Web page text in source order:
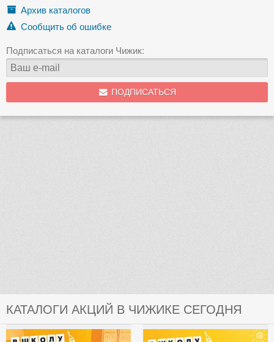
Архив каталогов
Сообщить об ошибке
Подписаться на каталоги Чижик:
ПОДПИСАТЬСЯ
КАТАЛОГИ АКЦИЙ В ЧИЖИКЕ СЕГОДНЯ